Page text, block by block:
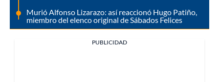
Murió Alfonso Lizarazo: así reaccionó Hugo Patiño,
miembro del elenco original de Sábados Felices
PUBLICIDAD